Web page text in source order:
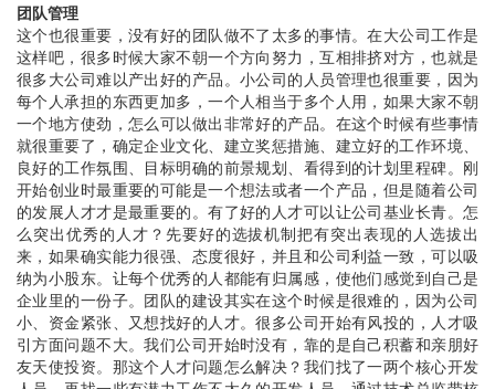
团队管理
这个也很重要，没有好的团队做不了太多的事情。在大公司工作是
这样吧，很多时候大家不朝一个方向努力，互相排挤对方，也就是
很多大公司难以产出好的产品。小公司的人员管理也很重要，因为
每个人承担的东西更加多，一个人相当于多个人用，如果大家不朝
一个地方使劲，怎么可以做出非常好的产品。在这个时候有些事情
就很重要了，确定企业文化、建立奖惩措施、建立好的工作环境、
良好的工作氛围、目标明确的前景规划、看得到的计划里程碑。刚
开始创业时最重要的可能是一个想法或者一个产品，但是随着公司
的发展人才才是最重要的。有了好的人才可以让公司基业长青。怎
么突出优秀的人才？先要好的选拔机制把有突出表现的人选拔出
来，如果确实能力很强、态度很好，并且和公司利益一致，可以吸
纳为小股东。让每个优秀的人都能有归属感，使他们感觉到自己是
企业里的一份子。团队的建设其实在这个时候是很难的，因为公司
小、资金紧张、又想找好的人才。很多公司开始有风投的，人才吸
引方面问题不大。我们公司开始时没有，靠的是自己积蓄和亲朋好
友天使投资。那这个人才问题怎么解决？我们找了一两个核心开发